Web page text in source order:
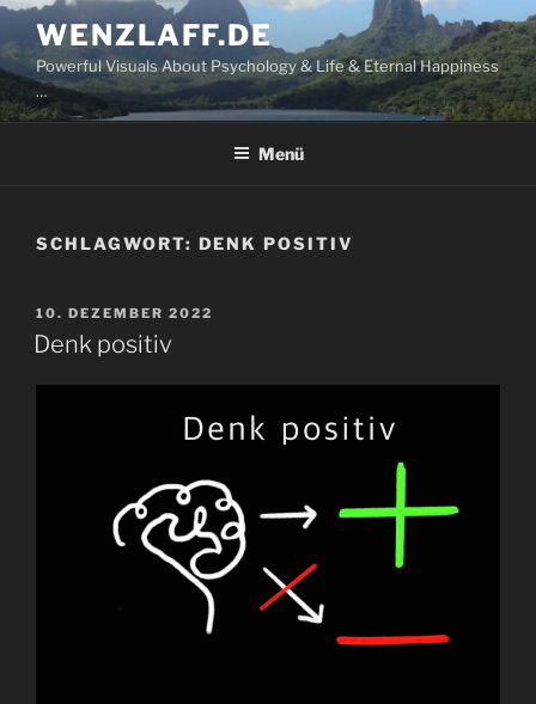
Zum
Inhalt
springen
WENZLAFF.DE
Powerful Visuals About Psychology & Life & Eternal Happiness
…
Menü
SCHLAGWORT: DENK POSITIV
VERÖFFENTLICHT
AM
10. DEZEMBER 2022
Denk positiv